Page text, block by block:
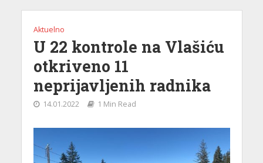
Aktuelno
U 22 kontrole na Vlašiću
otkriveno 11
neprijavljenih radnika
14.01.2022 1 Min Read